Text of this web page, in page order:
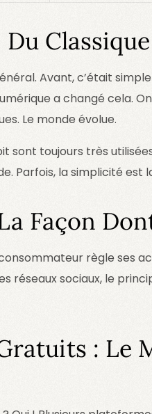
Avant, c’était
a changé cela.
Le monde évolue.
toujours très
Parfois, la simplicité est
Façon
règle ses
réseaux sociaux, le
: Le